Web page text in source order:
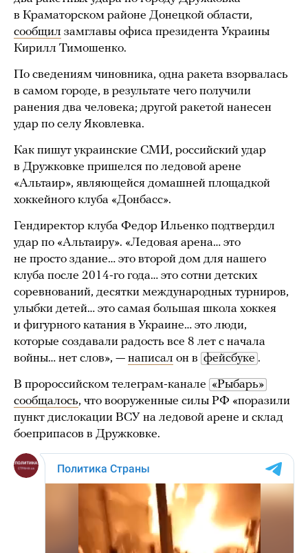
в Краматорском районе Донецкой области,
сообщил замглавы офиса президента Украины
Кирилл Тимошенко.
По сведениям чиновника, одна ракета взорвалась
в самом городе, в результате чего получили
ранения два человека; другой ракетой нанесен
удар по селу Яковлевка.
Как пишут украинские СМИ, российский удар
в Дружковке пришелся по ледовой арене
«Альтаир», являющейся домашней площадкой
хоккейного клуба «Донбасс».
Гендиректор клуба Федор Ильенко подтвердил
удар по «Альтаиру». «Ледовая арена… это
не просто здание… это второй дом для нашего
клуба после 2014-го года… это сотни детских
соревнований, десятки международных турниров,
улыбки детей… это самая большая школа хоккея
и фигурного катания в Украине… это люди,
которые создавали радость все 8 лет с начала
войны… нет слов», — написал он в фейсбуке .
В пророссийском телеграм-канале «Рыбарь»
сообщалось, что вооруженные силы РФ «поразили
пункт дислокации ВСУ на ледовой арене и склад
боеприпасов в Дружковке.